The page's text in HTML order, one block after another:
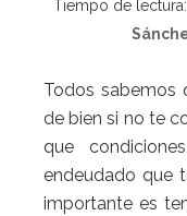
Tiempo de lectura:
Todos sabemos
de bien si no te
que
endeudado que
importante es